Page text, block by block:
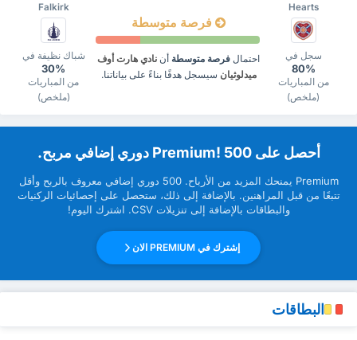
Falkirk Hearts
شباك نظيفة في
30%
من المباريات
(ملخص)
فرصة متوسطة
احتمال فرصة متوسطة أن نادي هارت أوف
ميدلوثيان سيسجل هدفًا بناءً على بياناتنا.
سجل في
80%
من المباريات
(ملخص)
‏أحصل على Premium! 500 دوري إضافي مربح.
Premium ‏يمنحك المزيد من ‏الأرباح. 500 دوري إضافي معروف بالربح وأقل
تتبعًا من قبل ‏المراهنين. بالإضافة إلى ذلك، ستحصل على إحصائيات الركنيات
والبطاقات بالإضافة إلى تنزيلات CSV. اشترك اليوم!
إشترك في PREMIUM الان
البطاقات